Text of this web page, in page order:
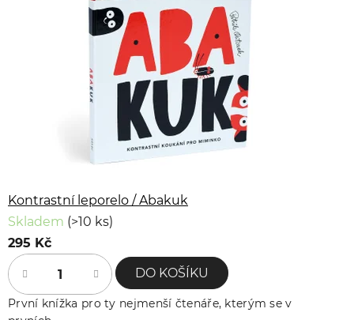
Kontrastní leporelo / Abakuk
Skladem (>10 ks)
295 Kč
DO KOŠÍKU
První knížka pro ty nejmenší čtenáře, kterým se v